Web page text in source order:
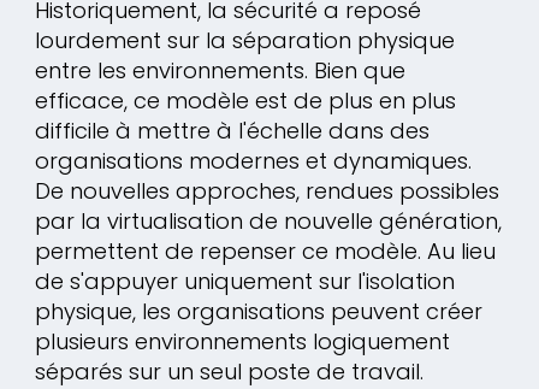
Historiquement, la sécurité a reposé
lourdement sur la séparation physique
entre les environnements. Bien que
efficace, ce modèle est de plus en plus
difficile à mettre à l'échelle dans des
organisations modernes et dynamiques.
De nouvelles approches, rendues possibles
par la virtualisation de nouvelle génération,
permettent de repenser ce modèle. Au lieu
de s'appuyer uniquement sur l'isolation
physique, les organisations peuvent créer
plusieurs environnements logiquement
séparés sur un seul poste de travail.